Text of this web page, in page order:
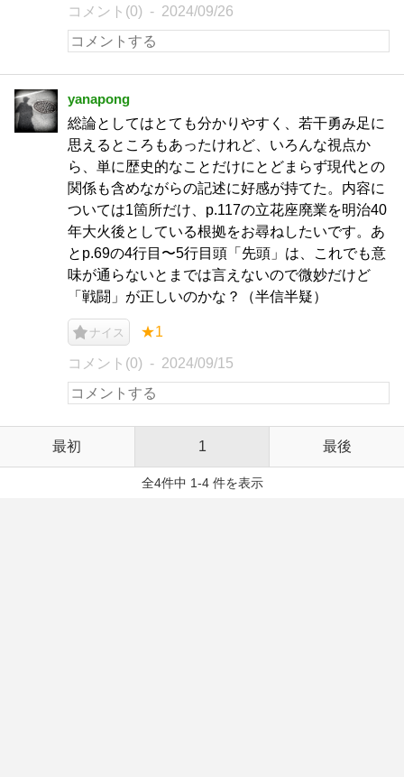
コメント(0) 2024/09/26
yanapong
総論としてはとても分かりやすく、若干勇み足に
思えるところもあったけれど、いろんな視点か
ら、単に歴史的なことだけにとどまらず現代との
関係も含めながらの記述に好感が持てた。内容に
ついては1箇所だけ、p.117の立花座廃業を明治40
年大火後としている根拠をお尋ねしたいです。あ
とp.69の4行目〜5行目頭「先頭」は、これでも意
味が通らないとまでは言えないので微妙だけど
「戦闘」が正しいのかな？（半信半疑）
ナイス ★1
コメント(0) 2024/09/15
最初 1 最後
全4件中 1-4 件を表示